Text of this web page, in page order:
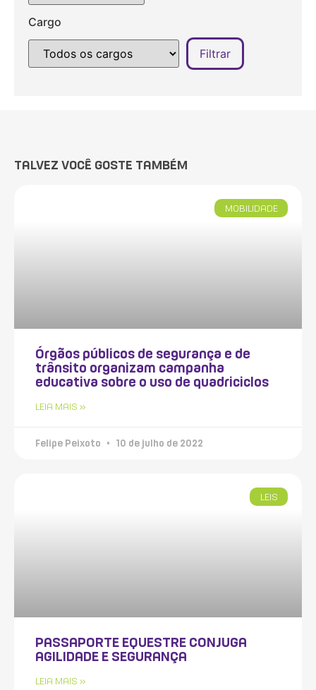
Cargo
TALVEZ VOCÊ GOSTE TAMBÉM
MOBILIDADE
Órgãos públicos de segurança e de
trânsito organizam campanha
educativa sobre o uso de quadriciclos
LEIA MAIS »
Felipe Peixoto 10 de julho de 2022
LEIS
PASSAPORTE EQUESTRE CONJUGA
AGILIDADE E SEGURANÇA
LEIA MAIS »